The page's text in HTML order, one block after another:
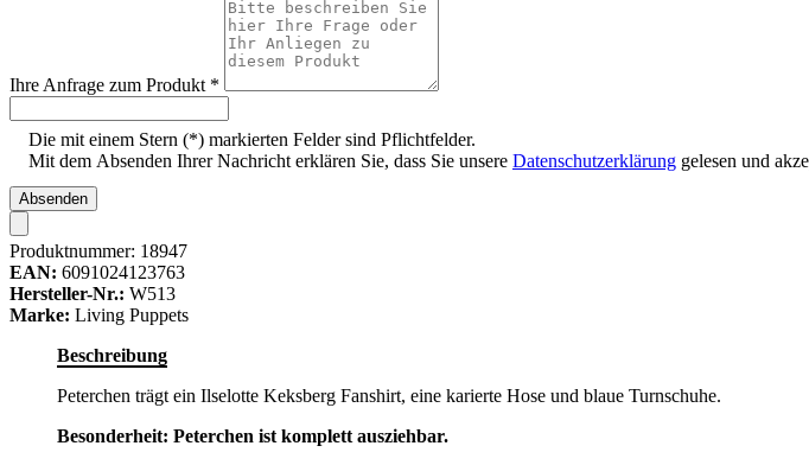
Ihre Anfrage zum Produkt *
Die mit einem Stern (*) markierten Felder sind Pflichtfelder.
Mit dem Absenden Ihrer Nachricht erklären Sie, dass Sie unsere Datenschutzerklärung gelesen und
Absenden
Produktnummer: 18947
EAN: 6091024123763
Hersteller-Nr.: W513
Marke: Living Puppets
Beschreibung
Peterchen trägt ein Ilselotte Keksberg Fanshirt, eine karierte Hose und blaue Turnschuhe.
Besonderheit: Peterchen ist komplett ausziehbar.